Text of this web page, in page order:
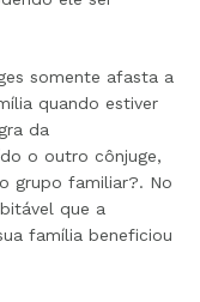
somente afasta a
quando estiver
da
o outro cônjuge,
grupo familiar?. No
que a
família beneficiou